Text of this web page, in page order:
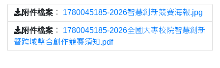
附件檔案 ： 1780045185-2026智慧創新競賽海報.jpg
附件檔案 ： 1780045185-2026全國大專校院智慧創新
暨跨域整合創作競賽須知.pdf